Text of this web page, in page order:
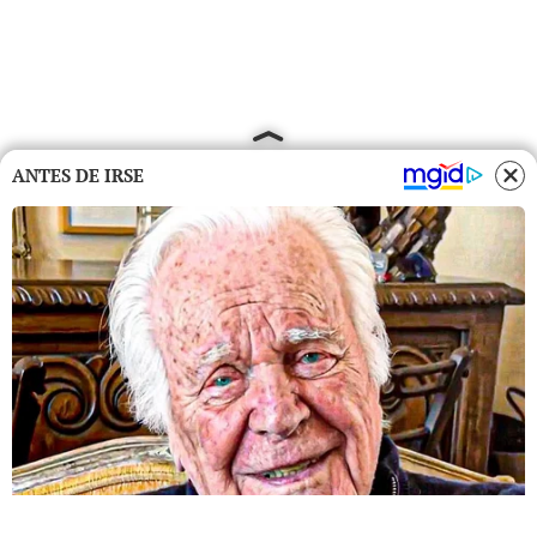
ANTES DE IRSE